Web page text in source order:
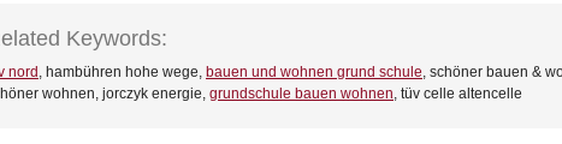
Keywords:
nord , hambühren hohe wege, bauen und wohnen grund schule, schöner bauen &
wohnen, jorczyk energie, grundschule bauen wohnen, tüv celle altencelle